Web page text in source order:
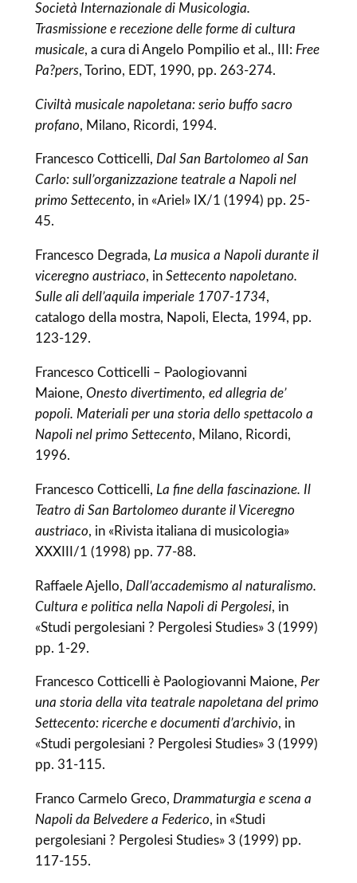
Società Internazionale di Musicologia.
Trasmissione e recezione delle forme di cultura
musicale, a cura di Angelo Pompilio et al., III: Free
Pa?pers, Torino, EDT, 1990, pp. 263-274.
Civiltà musicale napoletana: serio buffo sacro
profano, Milano, Ricordi, 1994.
Francesco Cotticelli, Dal San Bartolomeo al San
Carlo: sull’organizzazione teatrale a Napoli nel
primo Settecento, in «Ariel» IX/1 (1994) pp. 25-
45.
Francesco Degrada, La musica a Napoli durante il
viceregno austriaco, in Settecento napoletano.
Sulle ali dell’aquila imperiale 1707-1734,
catalogo della mostra, Napoli, Electa, 1994, pp.
123-129.
Francesco Cotticelli – Paologiovanni
Maione, Onesto divertimento, ed allegria de’
popoli. Materiali per una storia dello spettacolo a
Napoli nel primo Settecento, Milano, Ricordi,
1996.
Francesco Cotticelli, La fine della fascinazione. Il
Teatro di San Bartolomeo durante il Viceregno
austriaco, in «Rivista italiana di musicologia»
XXXIII/1 (1998) pp. 77-88.
Raffaele Ajello, Dall’accademismo al naturalismo.
Cultura e politica nella Napoli di Pergolesi, in
«Studi pergolesiani ? Pergolesi Studies» 3 (1999)
pp. 1-29.
Francesco Cotticelli è Paologiovanni Maione, Per
una storia della vita teatrale napoletana del primo
Settecento: ricerche e documenti d’archivio, in
«Studi pergolesiani ? Pergolesi Studies» 3 (1999)
pp. 31-115.
Franco Carmelo Greco, Drammaturgia e scena a
Napoli da Belvedere a Federico, in «Studi
pergolesiani ? Pergolesi Studies» 3 (1999) pp.
117-155.